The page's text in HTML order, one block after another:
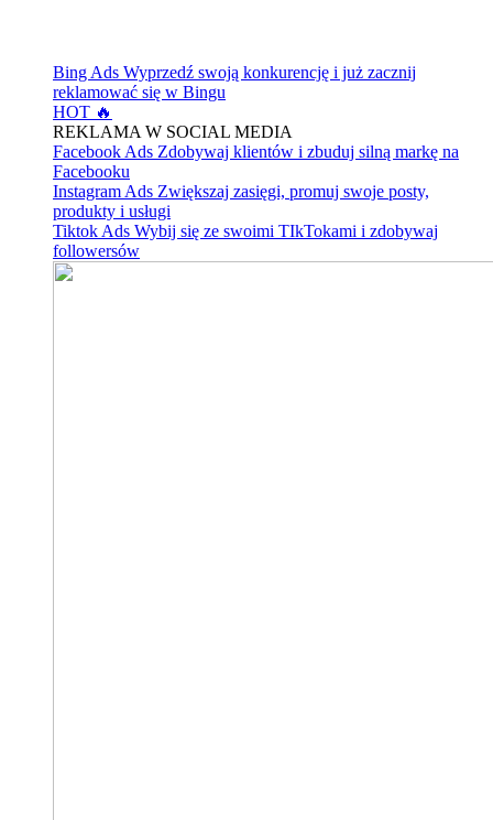
Bing Ads Wyprzedź swoją konkurencję i już zacznij
reklamować się w Bingu
HOT 🔥
REKLAMA W SOCIAL MEDIA
Facebook Ads Zdobywaj klientów i zbuduj silną markę na
Facebooku
Instagram Ads Zwiększaj zasięgi, promuj swoje posty,
produkty i usługi
Tiktok Ads Wybij się ze swoimi TIkTokami i zdobywaj
followersów